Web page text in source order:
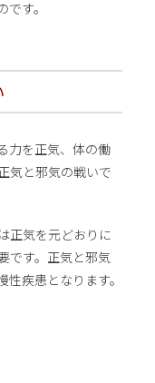
す。
力を正気、体の働
気と邪気の戦いで
正気を元どおりに
です。正気と邪気
疾患となります。